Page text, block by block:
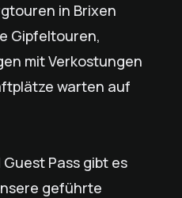
in Brixen
Gipfeltouren,
mit Verkostungen
warten auf
Pass gibt es
geführte